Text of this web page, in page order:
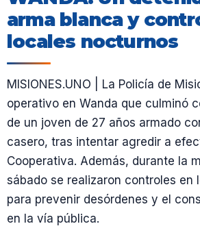
arma blanca y
locales nocturnos
MISIONES.UNO | La Policía de
operativo en Wanda que culminó
de un joven de 27 años armado
casero, tras intentar agredir a
Cooperativa. Además, durante la
sábado se realizaron controles en
para prevenir desórdenes y el
en la vía pública.